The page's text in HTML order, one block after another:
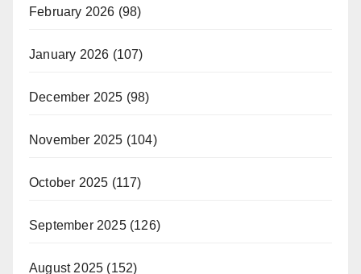
February 2026 (98)
January 2026 (107)
December 2025 (98)
November 2025 (104)
October 2025 (117)
September 2025(126)
August 2025 (152)